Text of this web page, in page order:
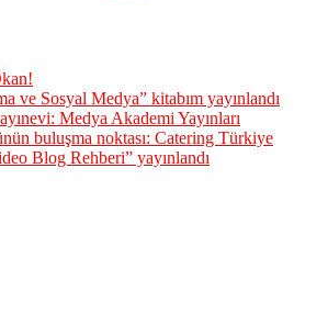
ve Sosyal Medya” kitabım yayınlandı
Medya Akademi Yayınları
buluşma noktası: Catering Türkiye
Blog Rehberi” yayınlandı